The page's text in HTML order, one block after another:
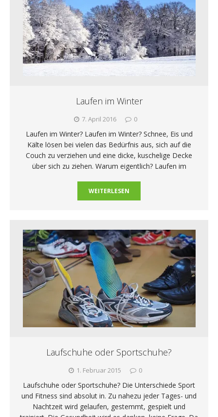
Laufen im Winter
7. April 2016 0
Laufen im Winter? Laufen im Winter? Schnee, Eis und
Kälte lösen bei vielen das Bedürfnis aus, sich auf die
Couch zu verziehen und eine dicke, kuschelige Decke
über sich zu ziehen. Warum eigentlich? Laufen im
WEITERLESEN
Laufschuhe oder Sportschuhe?
1. Februar 2015 0
Laufschuhe oder Sportschuhe? Die Unterschiede Sport
und Fitness sind absolut in. Zu nahezu jeder Tages- und
Nachtzeit wird gelaufen, gestemmt, gespielt und